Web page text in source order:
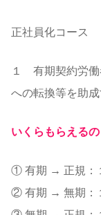
正社員化コース
１ 有期契約労働
への転換等を助成
いくらもらえるの
① 有期 → 正規：
② 有期 → 無期：